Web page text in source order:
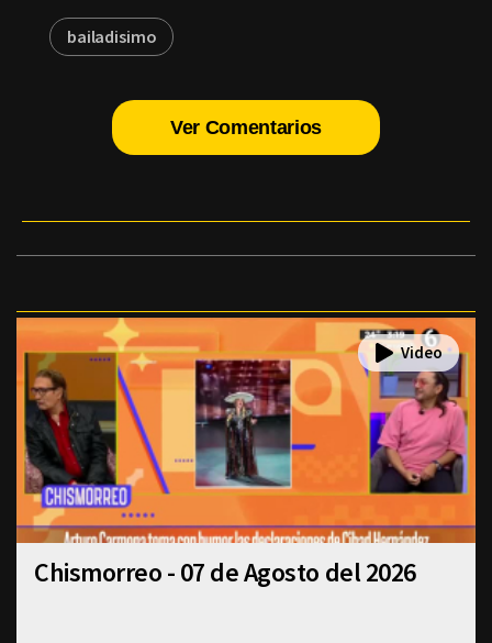
bailadisimo
Ver Comentarios
Chismorreo - 07 de Agosto del 2026